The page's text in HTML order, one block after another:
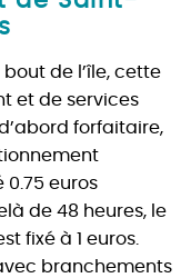
de l’île, cette
et de services
forfaitaire,
0.75 euros
de 48 heures, le
fixé à 1 euros.
branchements